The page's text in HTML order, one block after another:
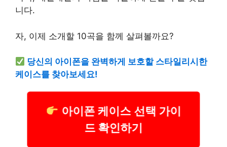
니다.
자, 이제 소개할 10곡을 함께 살펴볼까요?
당신의 아이폰을 완벽하게 보호할 스타일리시한
케이스를 찾아보세요!
아이폰 케이스 선택 가이
드 확인하기